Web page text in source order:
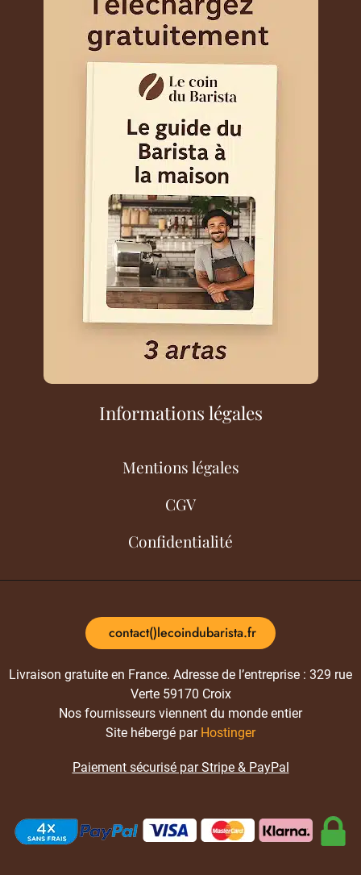
Informations légales
Mentions légales
CGV
Confidentialité
contact()lecoindubarista.fr
Livraison gratuite en France. Adresse de l’entreprise : 329 rue
Verte 59170 Croix
Nos fournisseurs viennent du monde entier
Site hébergé par Hostinger
Paiement sécurisé par Stripe & PayPal